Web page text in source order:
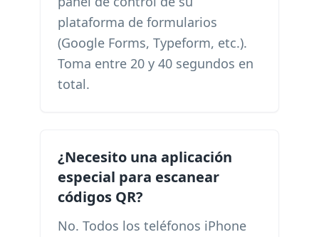
plataforma de formularios
(Google Forms, Typeform, etc.).
Toma entre 20 y 40 segundos en
total.
¿Necesito una aplicación
especial para escanear
códigos QR?
No. Todos los teléfonos iPhone